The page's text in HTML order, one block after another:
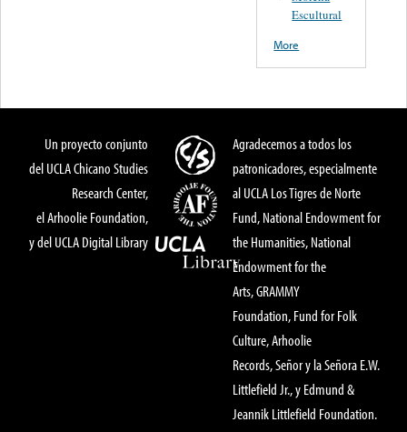
Escultural
More
Un proyecto conjunto
del UCLA Chicano Studies
Research Center,
el Arhoolie Foundation,
y del UCLA Digital Library
Agradecemos a todos los
patronicadores, especialmente
al UCLA Los Tigres de Norte
Fund, National Endowment for
the Humanities, National
Endowment for the
Arts, GRAMMY
Foundation, Fund for Folk
Culture, Arhoolie
Records, Señor y la Señora E.W.
Littlefield Jr., y Edmund &
Jeannik Littlefield Foundation.